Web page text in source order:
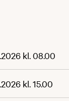
kl. 08.00
kl. 15.00